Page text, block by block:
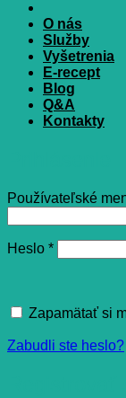
O nás
Služby
Vyšetrenia
E-recept
Blog
Q&A
Kontakty
Používateľské
Heslo *Povinné
Zapamätať si
Zabudli ste heslo?